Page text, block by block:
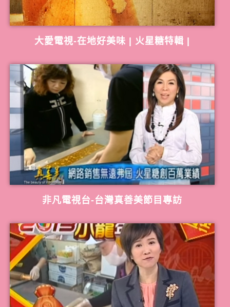
大愛電視-在地好美味 | 火星糖特輯 |
非凡電視台-台灣真善美節目專訪